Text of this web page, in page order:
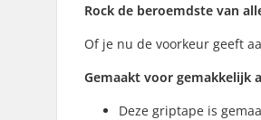
Rock de beroemdste van
Of je nu de voorkeur geeft
Gemaakt voor gemakkelijk
Deze griptape is